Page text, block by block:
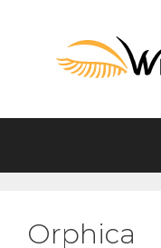
springen
Orphica